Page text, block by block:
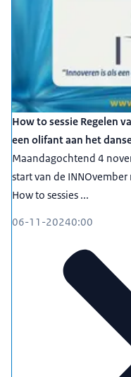
How to sessie Regelen
een olifant aan het
Maandagochtend 4
start van de
How to sessies ...
06-11-20240:00